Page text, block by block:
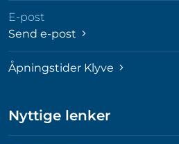
E-post
Send e-post
Åpningstider Klyve
Nyttige lenker